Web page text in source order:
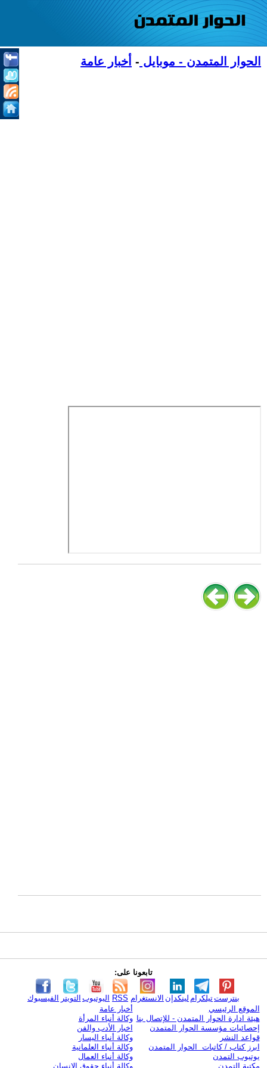
الحوار المتمدن - موبايل - أخبار عامة
تابعونا على:
الفيسبوك التويتر اليوتيوب RSS الانستغرام لينكدإن تيلكرامبنترست
الموقع الرئيسي
هيئة ادارة الحوار المتمدن - للإتصال بنا
إحصائيات مؤسسة الحوار المتمدن
قواعد النشر
ابرز كتاب / كاتبات الحوار المتمدن
يوتيوب التمدن
مكتبة التمدن
أخبار عامة
وكالة أنباء المرأة
اخبار الأدب والفن
وكالة أنباء اليسار
وكالة أنباء العلمانية
وكالة أنباء العمال
وكالة أنباء حقوق الإنسان